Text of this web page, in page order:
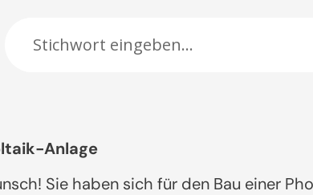
Anlage
Sie haben sich für den Bau einer